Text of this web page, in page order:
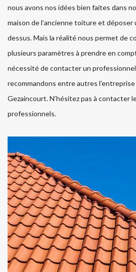
nous avons nos idées bien faites dans
maison de l’ancienne toiture et
dessus. Mais la réalité nous permet de
plusieurs paramètres à prendre en
nécessité de contacter un
recommandons entre autres
Gezaincourt. N’hésitez pas à contacter
professionnels.